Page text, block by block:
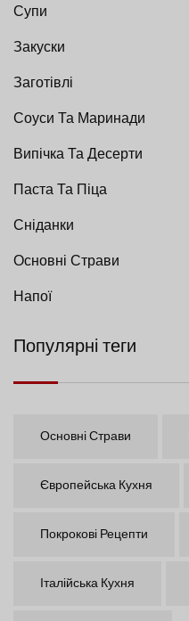
Супи
Закуски
Заготівлі
Соуси Та Маринади
Випічка Та Десерти
Паста Та Піца
Сніданки
Основні Страви
Напої
Популярні теги
Основні Страви
Європейська Кухня
Покрокові Рецепти
Італійська Кухня